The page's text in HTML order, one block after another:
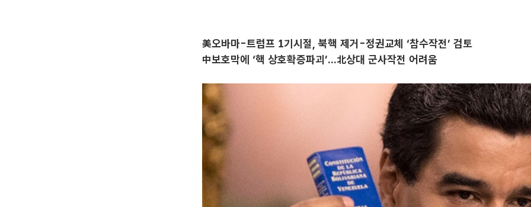
美오바마-트럼프 1기시절, 북핵 제거-정권교체 ‘참수작전’ 검토
中보호막에 ‘핵 상호확증파괴’...北상대 군사작전 어려움